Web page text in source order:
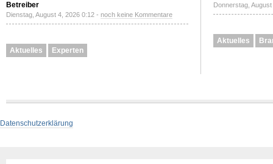
Betreiber
Dienstag, August 4, 2026 0:12 - noch keine Kommentare
Aktuelles Experten
Donnerstag,
Aktuelles
Datenschutzerklärung